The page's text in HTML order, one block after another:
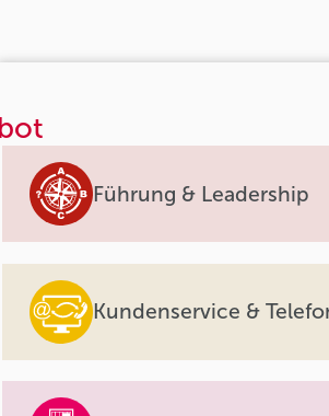
Führung & Leadership
Kundenservice &